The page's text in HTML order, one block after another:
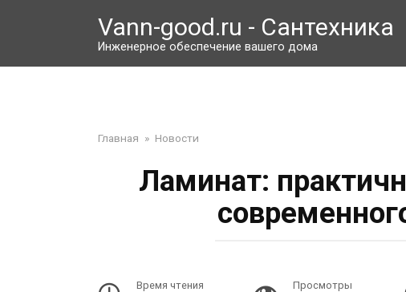
Vann-good.ru - Сантехника
Инженерное обеспечение вашего дома
Главная » Новости
Ламинат:
Время чтения Просмотры